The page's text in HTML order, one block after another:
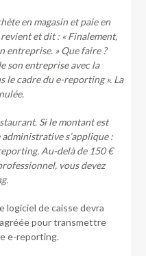
en magasin et paie en
et dit : « Finalement,
entreprise. » Que faire ?
son entreprise avec la
le cadre du e-reporting ». La
Si le montant est
s’applique :
Au-delà de 150 €
vous devez
logiciel de caisse devra
pour transmettre
e-reporting.